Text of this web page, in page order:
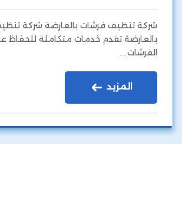
شركة تنظيف فرشات بالعارضة شركة
بالعارضة تقدم خدمات متكاملة للحفاظ
الفرشات…
المزيد